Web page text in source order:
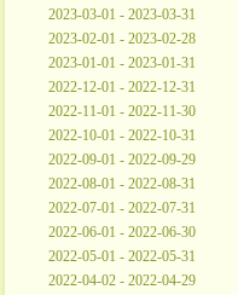
2023-03-01 - 2023-03-31
2023-02-01 - 2023-02-28
2023-01-01 - 2023-01-31
2022-12-01 - 2022-12-31
2022-11-01 - 2022-11-30
2022-10-01 - 2022-10-31
2022-09-01 - 2022-09-29
2022-08-01 - 2022-08-31
2022-07-01 - 2022-07-31
2022-06-01 - 2022-06-30
2022-05-01 - 2022-05-31
2022-04-02 - 2022-04-29